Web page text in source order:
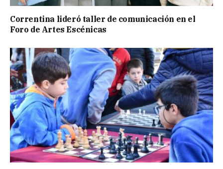
Correntina lideró taller de comunicación en el
Foro de Artes Escénicas